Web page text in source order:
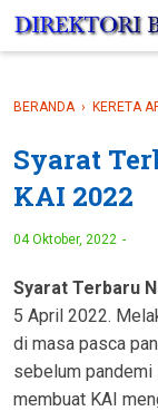
-->
BERANDA › KERETA
Syarat
KAI 2022
04 Oktober, 2022
Syarat Terbaru
5 April 2022.
di masa pasca
sebelum
membuat KAI